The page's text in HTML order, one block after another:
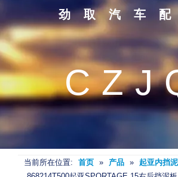
劲取汽车
当前所在位置: 首页 » 产品 » 起亚内挡